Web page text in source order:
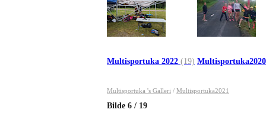
Multisportuka 2022 (19) Multisportuka2020
Multisportuka 's Galleri / Multisportuka2021
Bilde 6 / 19